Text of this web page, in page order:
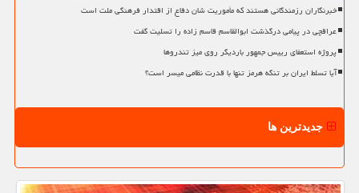
خبرنگاران رزمندگانی هستند که مأموریت شان دفاع از اقتدار فرهنگی ملت است
عراقچی در پیامی درگذشت ابوالقاسم قاسم زاده را تسلیت گفت
پروژه استعفای رییس جمهور باردیگر روی میز تندروها
آیا تسلط ایران بر تنگه هرمز تنها با قدرت نظامی میسر است؟
جدیدترین ها